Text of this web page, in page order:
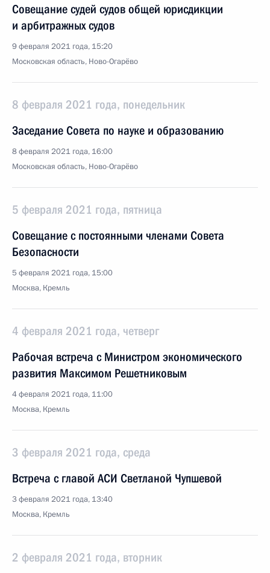
Совещание судей судов общей юрисдикции
и арбитражных судов
9 февраля 2021 года, 15:20
Московская область, Ново-Огарёво
8 февраля 2021 года, понедельник
Заседание Совета по науке и образованию
8 февраля 2021 года, 16:00
Московская область, Ново-Огарёво
5 февраля 2021 года, пятница
Совещание с постоянными членами Совета
Безопасности
5 февраля 2021 года, 15:00
Москва, Кремль
4 февраля 2021 года, четверг
Рабочая встреча с Министром экономического
развития Максимом Решетниковым
4 февраля 2021 года, 11:00
Москва, Кремль
3 февраля 2021 года, среда
Встреча с главой АСИ Светланой Чупшевой
3 февраля 2021 года, 13:40
Москва, Кремль
2 февраля 2021 года, вторник